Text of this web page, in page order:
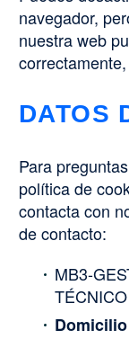
navegador,
nuestra web
correctamente,
DATOS
Para
política de
contacta con
de contacto:
MB3-